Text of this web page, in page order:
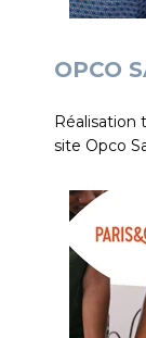
OPCO
Réalisation
site Opco